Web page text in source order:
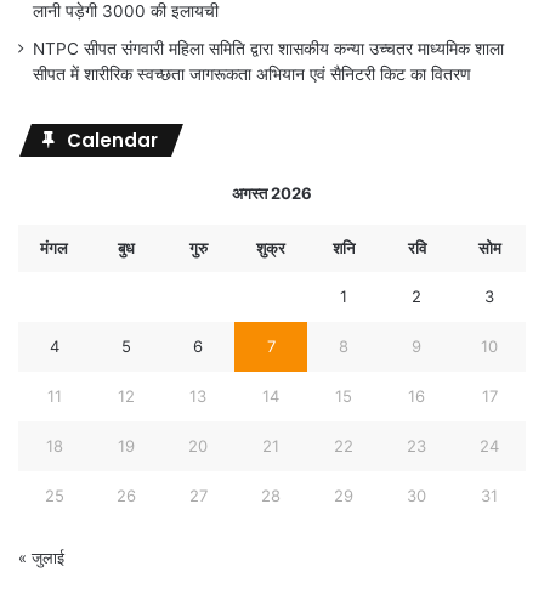
लानी पड़ेगी 3000 की इलायची
NTPC सीपत संगवारी महिला समिति द्वारा शासकीय कन्या उच्चतर माध्यमिक शाला
सीपत में शारीरिक स्वच्छता जागरूकता अभियान एवं सैनिटरी किट का वितरण
Calendar
अगस्त 2026
मंगल बुध गुरु शुक्र शनि रवि सोम
1 2 3
4 5 6 7 8 9 10
11 12 13 14 15 16 17
18 19 20 21 22 23 24
25 26 27 28 29 30 31
« जुलाई